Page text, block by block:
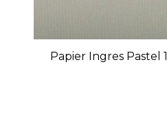
Papier Ingres Pastel